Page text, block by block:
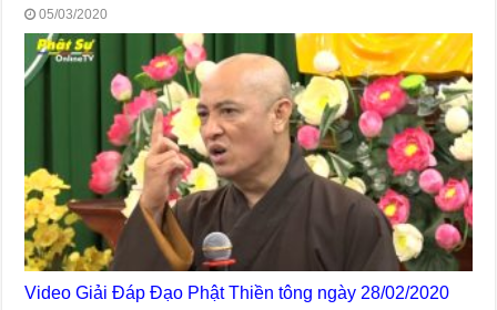
05/03/2020
Video Giải Đáp Đạo Phật Thiền tông ngày 28/02/2020